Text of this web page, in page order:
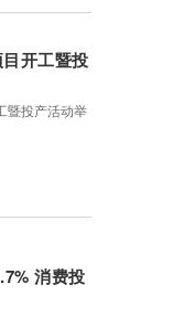
开工暨投
暨投产活动举
消费投